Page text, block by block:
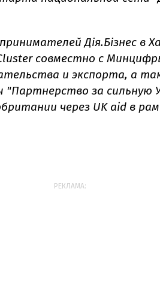
Дія.Бізнес в
совместно с
и экспорта, а
за сильную
через UK aid в
РЕКЛАМА: